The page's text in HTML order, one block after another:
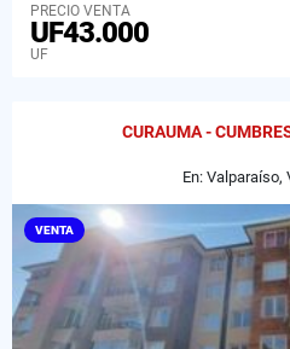
PRECIO VENTA
UF43.000
UF
CURAUMA -
En: Valparaíso,
VENTA